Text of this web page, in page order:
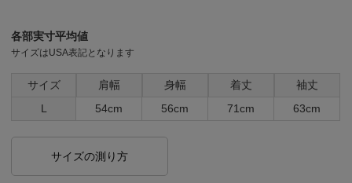
各部実寸平均値
サイズはUSA表記となります
サイズ 肩幅 身幅 着丈
袖丈
L
54cm 56cm 71cm 63cm
サイズの測り方